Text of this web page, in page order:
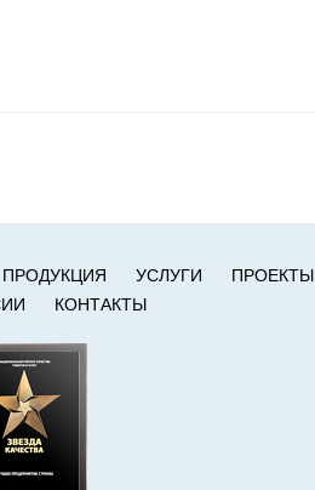
ПРОДУКЦИЯ УСЛУГИ ПРОЕКТЫ
КОНТАКТЫ